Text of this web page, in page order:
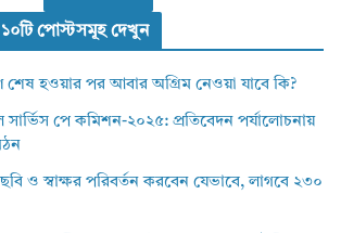
১০টি পোস্টসমূহ দেখুন
হওয়ার পর আবার অগ্রিম নেওয়া যাবে কি?
সার্ভিস পে কমিশন-২০২৫: প্রতিবেদন পর্যালোচনায়
ও স্বাক্ষর পরিবর্তন করবেন যেভাবে, লাগবে ২৩০